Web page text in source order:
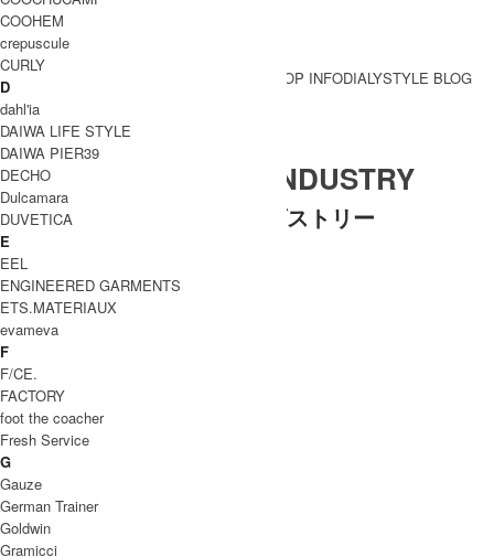
BRAND一覧
BRAND一覧
SHOP INFODIALYSTYLE BLOG
DAILY WARDROBE INDUSTRY
デイリーワードローブインダストリー
WOMEN
アウター
トップス
パンツ
スカート
ワンピース
MEN
アウター
トップス
パンツ
UNISEX
アウター
トップス
パンツ
COOHEM
crepuscule
CURLY
D
dahl'ia
DAIWA LIFE STYLE
DAIWA PIER39
DECHO
Dulcamara
DUVETICA
E
EEL
ENGINEERED GARMENTS
ETS.MATERIAUX
evameva
F
F/CE.
FACTORY
foot the coacher
Fresh Service
G
Gauze
German Trainer
Goldwin
Gramicci